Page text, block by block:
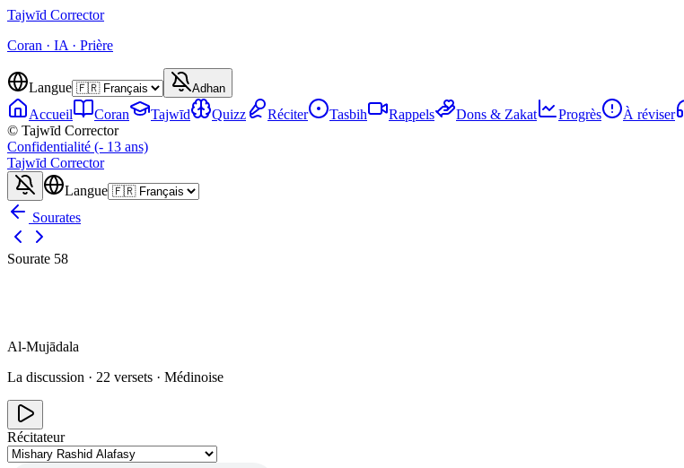
Tajwīd Corrector
Coran · IA · Prière
Langue Adhan
Accueil Coran Tajwīd Quizz Réciter Tasbih Rappels Dons & Zakat Progrès À réviser
© Tajwīd Corrector
Confidentialité (- 13 ans)
Tajwīd Corrector
Langue
Sourates
Sourate 58
Al-Mujādala
La discussion · 22 versets · Médinoise
Récitateur